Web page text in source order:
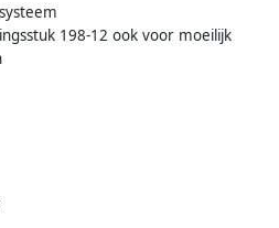
198-12 ook voor moeilijk